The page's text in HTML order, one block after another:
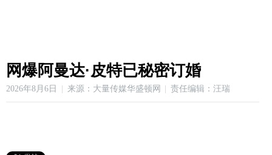
网爆阿曼达·皮特已秘密订婚
2026年8月6日 来源：大量传媒华盛顿网 责任编辑：汪瑞